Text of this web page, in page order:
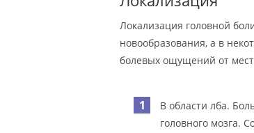
Локализация головной
новообразования, а в
болевых ощущений от
В области лба.
головного мозга.